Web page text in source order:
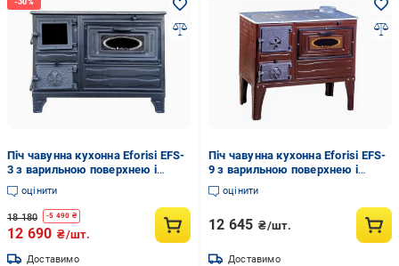
Піч чавунна кухонна Eforisi EFS-
3 з варильною поверхнею і
духовкою (10409972)
оцінити
18 180 -5 490 ₴
12 690 ₴/шт.
Доставимо
Піч чавунна кухонна Eforisi EFS-
9 з варильною поверхнею і
духовкою 8,6 кВт (33087454)
оцінити
12 645 ₴/шт.
Доставимо